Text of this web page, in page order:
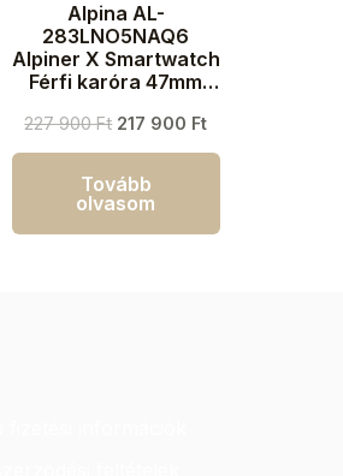
Alpina AL-
283LNO5NAQ6
Alpiner X Smartwatch
Férfi karóra 47mm
227 900Ft 217 900 Ft
Tovább
olvasom